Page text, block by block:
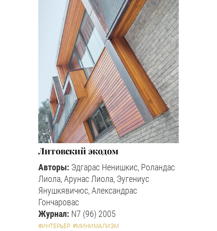
Литовский экодом
Авторы: Эдгарас Ненишкис, Роландас
Лиола, Арунас Лиола, Эугениус
Янушкявичюс, Александрас
Гончаровас
Журнал: N7 (96) 2005
#ИНТЕРЬЕР #МИНИМАЛИЗМ